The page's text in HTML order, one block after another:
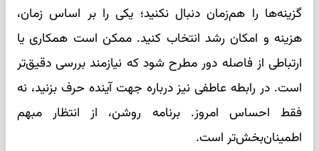
گزینه‌ها را هم‌زمان دنبال نکنید؛ یکی را بر اساس زمان،
هزینه و امکان رشد انتخاب کنید. ممکن است همکاری یا
ارتباطی از فاصله دور مطرح شود که نیازمند بررسی دقیق‌تر
است. در رابطه عاطفی نیز درباره جهت آینده حرف بزنید، نه
فقط احساس امروز. برنامه روشن، از انتظار مبهم
اطمینان‌بخش‌تر است.